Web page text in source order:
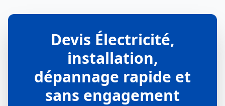
Devis Électricité,
installation,
dépannage rapide et
sans engagement